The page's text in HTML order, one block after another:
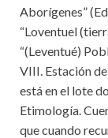
Aborígenes”
“Loventuel
“(Leventué)
VIII. Estación
está en el lote
Etimología.
que cuando